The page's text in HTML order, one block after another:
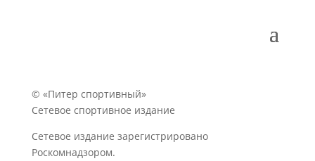
© «Питер спортивный»
Сетевое спортивное издание
Сетевое издание зарегистрировано
Роскомнадзором.